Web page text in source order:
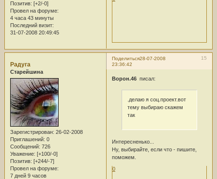
Позитив: [+2/-0]
Провел на форуме:
4 часа 43 минуты
Последний визит:
31-07-2008 20:49:45
Поделиться 15
28-07-2008
23:36:42
Радуга
Старейшина
Зарегистрирован: 26-02-2008
Приглашений: 0
Сообщений: 726
Уважение: [+100/-0]
Позитив: [+244/-7]
Провел на форуме:
7 дней 9 часов
Ворон.46писал:
.делаю я соц.проект.вот
тему выбираю скажем
так
Интересненько...
Ну, выбирайте, если что - пишите,
поможем.
0